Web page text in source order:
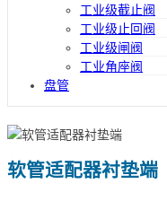
工业级截止阀
工业级止回阀
工业级闸阀
工业角座阀
盘管
软管适配器衬垫端